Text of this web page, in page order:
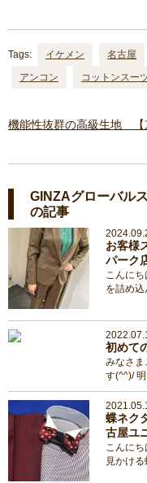
Tags: イケメン 名古屋
アンコン
コットンスー
機能性抜群の高級生地 【
GINZAグローバル
の記事
お客様
パーク
こんに
を詰め
初めて
みなさ
す(^^)/
蝶ネク
古屋ユ
こんに
見かける